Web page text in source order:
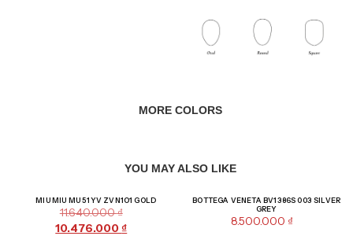
MORE COLORS
YOU MAY ALSO LIKE
MIU MIU MU 51YV ZVN1O1 GOLD
11.640.000₫
10.476.000₫
BOTTEGA VENETA BV1386S 003 SILVER
GREY
8.500.000 ₫